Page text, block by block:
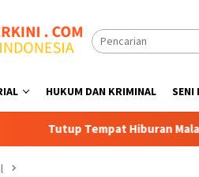
HUKUM DAN KRIMINAL SENI
Hiburan Malam dan